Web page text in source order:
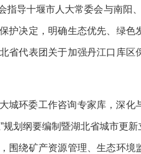
指导十堰市人大常委会与南阳
护决定，明确生态优先、绿
省代表团关于加强丹江口库
城环委工作咨询专家库，深
规划纲要编制暨湖北省城市更
围绕矿产资源管理、生态环